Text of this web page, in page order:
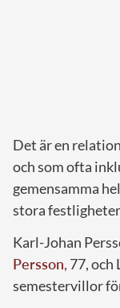
Det är en
och som ofta
gemensamma
stora
Karl-Johan
Persson, 77, och
semestervillor